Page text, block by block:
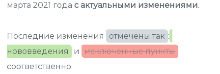
марта 2021 года с актуальными изменениями.
Последние изменения отмечены так :
нововведения
и
исключенные пункты
соответственно.